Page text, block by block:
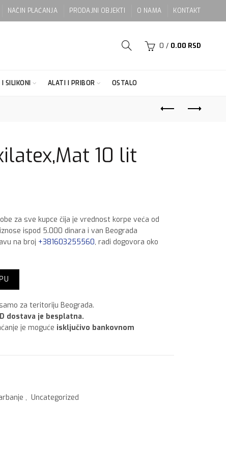
NAČIN PLAĆANJA PRODAJNI OBJEKTI O NAMA KONTAKT
0 / 0.00 RSD
SILIKONI ALATI I PRIBOR OSTALO
10 lit
za sve kupce čija je vrednost korpe veća od
ispod 5.000 dinara i van Beograda
na broj +381603255560, radi dogovora oko
količina
za teritoriju Beograda.
dostava je besplatna.
je moguće isključivo bankovnom
, Uncategorized